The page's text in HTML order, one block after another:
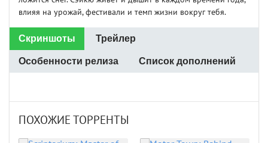
влияя на урожай, фестивали и темп жизни вокруг тебя.
Скриншоты Трейлер
Особенности релиза Список дополнений
ПОХОЖИЕ ТОРРЕНТЫ